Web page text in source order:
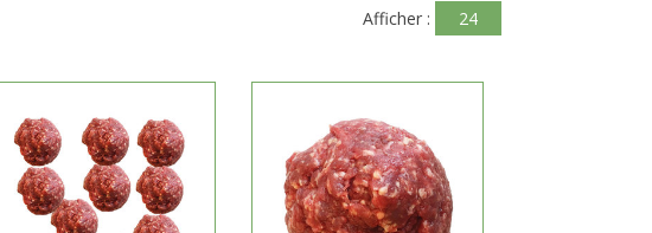
Afficher : 24